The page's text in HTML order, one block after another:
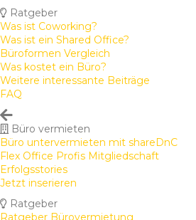
Ratgeber
Was ist Coworking?
Was ist ein Shared Office?
Büroformen Vergleich
Was kostet ein Büro?
Weitere interessante Beiträge
FAQ
Büro vermieten
Büro untervermieten mit shareDnC
Flex Office Profis Mitgliedschaft
Erfolgsstories
Jetzt inserieren
Ratgeber
Ratgeber Bürovermietung